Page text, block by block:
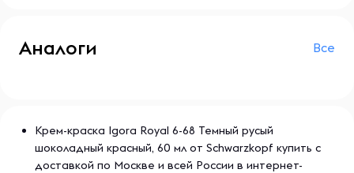
Аналоги Все
Крем-краска Igora Royal 6-68 Темный русый
шоколадный красный, 60 мл от Schwarzkopf купить с
доставкой по Москве и всей России в интернет-